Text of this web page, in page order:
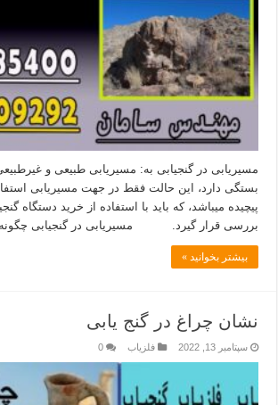
مسیریابی در گنجیابی به: مسیریابی طبیعی و
بستگی دارد، این حالت فقط در جهت مسیریابی
پیچیده میباشد، که باید با استفاده از خرید دستگاه
بررسی قرار گیرد. مسیریابی در گنجیابی
بیشتر بخوانید »
نشان چراغ در گنج یابی
سپتامبر 13, 2022 فلزیاب 0